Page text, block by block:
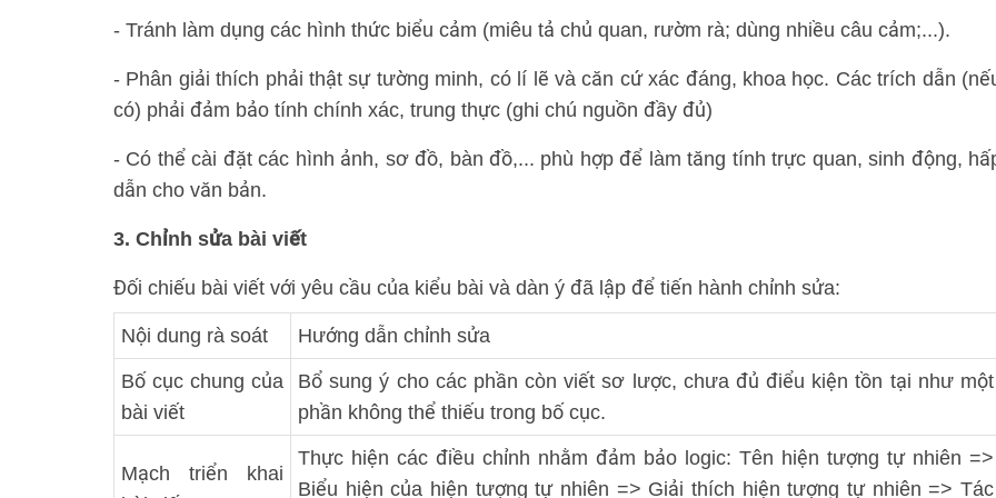
- Tránh làm dụng các hình thức biểu cảm (miêu tả chủ quan, rườm rà; dùng nhiều câu cảm;...).
- Phân giải thích phải thật sự tường minh, có lí lẽ và căn cứ xác đáng, khoa học. Các trích dẫn
có) phải đảm bảo tính chính xác, trung thực (ghi chú nguồn đầy đủ)
- Có thể cài đặt các hình ảnh, sơ đồ, bàn đồ,... phù hợp để làm tăng tính trực quan, sinh động,
dẫn cho văn bản.
3. Chỉnh sửa bài viết
Đối chiếu bài viết với yêu cầu của kiểu bài và dàn ý đã lập để tiến hành chỉnh sửa:
Nội dung rà soát Hướng dẫn chỉnh sửa
Bố cục chung của
bài viết
Bổ sung ý cho các phần còn viết sơ lược, chưa đủ điểu kiện tồn tại như một
phần không thể thiếu trong bố cục.
Mạch triển khai
Thực hiện các điều chỉnh nhằm đảm bảo logic: Tên hiện tượng tự nhiên =>
Biểu hiện của hiện tượng tự nhiên => Giải thích hiện tượng tự nhiên => Tác